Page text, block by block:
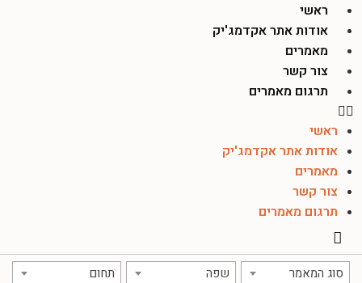
ראשי
אודות אתר אקדמג'יק
מאמרים
צור קשר
תרגום מאמרים
ראשי
אודות אתר אקדמג'יק
מאמרים
צור קשר
תרגום מאמרים
סוג המאמר שפה תחום